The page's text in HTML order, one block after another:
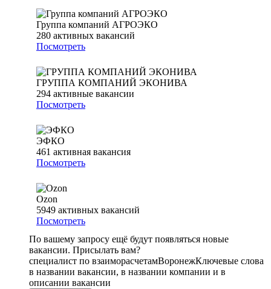
Группа компаний АГРОЭКО
280 активных вакансий
Посмотреть
ГРУППА КОМПАНИЙ ЭКОНИВА
294 активные вакансии
Посмотреть
ЭФКО
461 активная вакансия
Посмотреть
Ozon
5949 активных вакансий
Посмотреть
По вашему запросу ещё будут появляться новые
вакансии. Присылать вам?
специалист по взаиморасчетамВоронежКлючевые слова
в названии вакансии, в названии компании и в
описании вакансии